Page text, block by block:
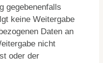
gegebenenfalls
keine Weitergabe
Daten an
nicht
oder der